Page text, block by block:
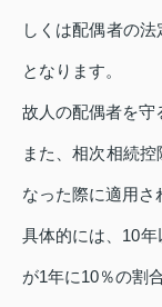
しくは配偶者の
となります。
故人の配偶者を守
また、相次相続
なった際に適用さ
具体的には、10
が1年に10％の割